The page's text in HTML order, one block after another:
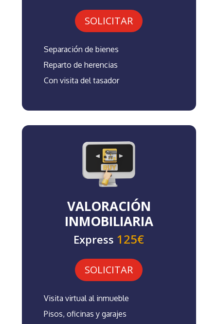
SOLICITAR
Separación de bienes
Reparto de herencias
Con visita del tasador
VALORACIÓN
INMOBILIARIA
Express 125€
SOLICITAR
Visita virtual al inmueble
Pisos, oficinas y garajes